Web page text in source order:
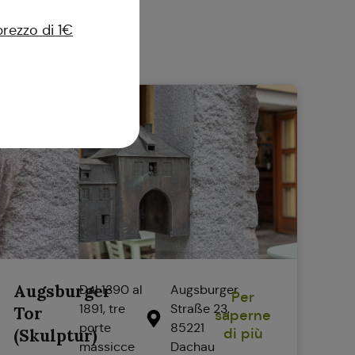
Augsburger
Tor
(Skulptur)
Dal 1390 al
1891, tre
porte
massicce
Augsburger
Straße 23,
85221
Dachau
Per
saperne
di più
di 1€